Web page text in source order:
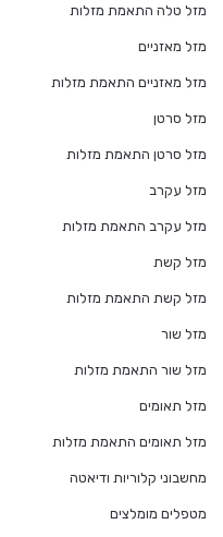
מזל טלה התאמת מזלות
מזל מאזניים
מזל מאזניים התאמת מזלות
מזל סרטן
מזל סרטן התאמת מזלות
מזל עקרב
מזל עקרב התאמת מזלות
מזל קשת
מזל קשת התאמת מזלות
מזל שור
מזל שור התאמת מזלות
מזל תאומים
מזל תאומים התאמת מזלות
מחשבוני קלוריות ודיאטה
מטפלים מומלצים